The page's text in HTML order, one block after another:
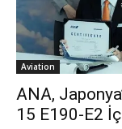
Aviation
ANA,
15 E190-E2